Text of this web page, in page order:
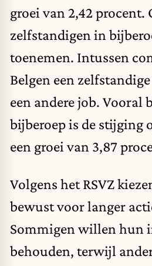
groei van 2,42 procent.
zelfstandigen in
toenemen. Intussen
Belgen een
een andere job. Vooral
bijberoep is de stijging
een groei van 3,87
Volgens het RSVZ
bewust voor langer
Sommigen willen hun
behouden, terwijl